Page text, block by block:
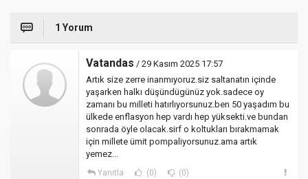
1 Yorum
Vatandas / 29 Kasım 2025 17:57
Artık size zerre inanmıyoruz.siz saltanatın içinde
yaşarken halkı düşündügünüz yok.sadece oy
zamanı bu milleti hatırlıyorsunuz.ben 50 yaşadım bu
ülkede enflasyon hep vardı hep yüksekti.ve bundan
sonrada öyle olacak.sirf o koltukları bırakmamak
için millete ümit pompaliyorsunuz.ama artık
yemez...
Yanıtla (0) (0)